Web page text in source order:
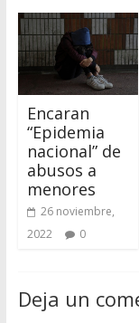
Encaran
“Epidemia
nacional” de
abusos a
menores
26 noviembre,
2022
0
Deja un